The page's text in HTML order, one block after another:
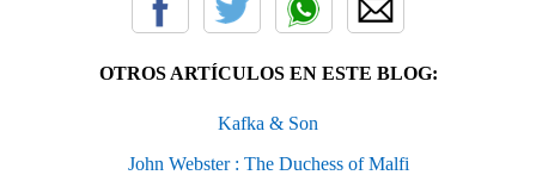
OTROS ARTÍCULOS EN ESTE BLOG:
Kafka & Son
John Webster : The Duchess of Malfi